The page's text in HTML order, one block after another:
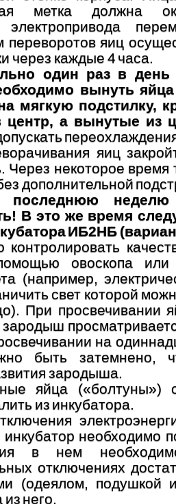
метка должна
электропривода
яиц
через каждые 4 часа.
один раз в день
вынуть
мягкую подстилку,
центр, а вынутые из
яиц
Через некоторое время
дополнительной
В это же время
ИБ2НБ
контролировать
овоскопа или
(например,
свет которой
При просвечивании
на
быть затемнено,
зародыша.
яйца («болтуны»)
из инкубатора.
необходимо
в нем
отключениях
(одеялом, подушкой
него.